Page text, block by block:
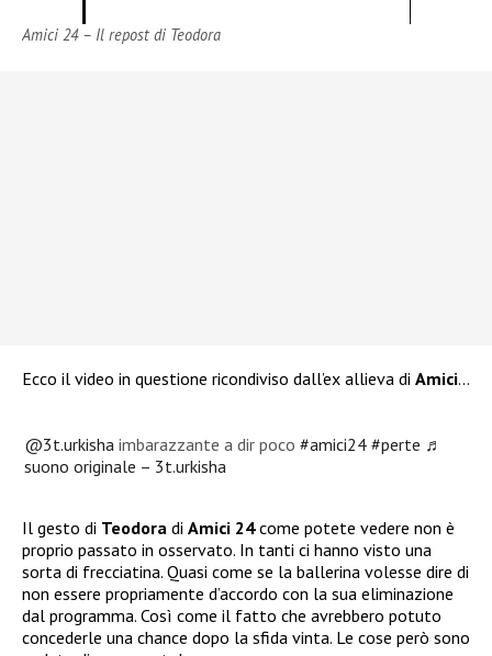
Amici 24 – Il repost di Teodora
Ecco il video in questione ricondiviso dall’ex allieva di Amici…
@3t.urkisha imbarazzante a dir poco#amici24 #perte ♬
suono originale – 3t.urkisha
Il gesto di Teodora di Amici 24come potete vedere non è
proprio passato in osservato. In tanti ci hanno visto una
sorta di frecciatina. Quasi come se la ballerina volesse dire di
non essere propriamente d’accordo con la sua eliminazione
dal programma. Così come il fatto che avrebbero potuto
concederle una chance dopo la sfida vinta. Le cose però sono